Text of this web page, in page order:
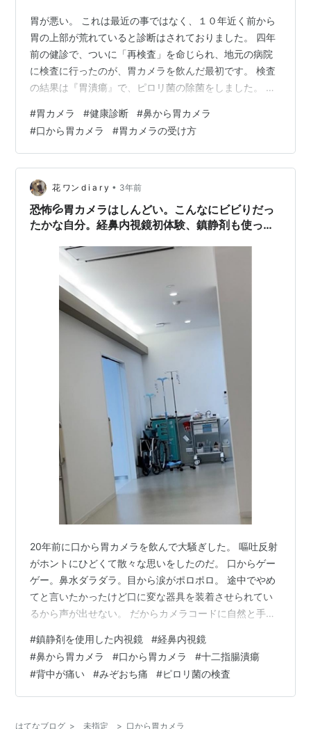
胃が悪い。 これは最近の事ではなく、１０年近く前から
胃の上部が荒れていると診断はされておりました。 四年
前の健診で、ついに「再検査」を命じられ、地元の病院
に検査に行ったのが、胃カメラを飲んだ最初です。 検査
の結果は『胃潰瘍』で、ピロリ菌の除菌をしました。 そ
鼻からカメラを入れています。 癌も経験しているので、
以降は医師の指示に従い健診毎に胃カメラを飲んでいま
す。 会社の健診指定病院には、口から入れる胃カメラし
かありません。 鼻と口、両方を経験している立場から、
せっかくなので鼻と口の胃カメラの勝敗でも点けてみよ
うと思います。 勝敗は剣道式に旗の数…
#胃カメラ #健康診断 #鼻から胃カメラ
#口から胃カメラ #胃カメラの受け方
花 ワン d i a r y • 3年前
恐怖💦胃カメラはしんどい。こんなにビビりだっ
たかな自分。経鼻内視鏡初体験、鎮静剤も使って
20年前に口から胃カメラを飲んで大騒ぎした。 嘔吐反射
がホントにひどくて散々な思いをしたのだ。 口からゲー
ゲー。鼻水ダラダラ。目から涙がポロポロ。 途中でやめ
てと言いたかったけど口に変な器具を装着させられてい
るから声が出せない。 だからカメラコードに自然と手が
応援に来て、この人押さえて！』と仲間を呼ぶ看護師の
声。 あたしにとってはまさに生き地獄だった。 だからず
っと内視鏡検査だけは避けてきた。 でも、先月会社の健
康診断で胃がんリスク検診（血液ABC）を受けた。
#鎮静剤を使用した内視鏡 #経鼻内視鏡
#鼻から胃カメラ #口から胃カメラ #十二指腸潰瘍
#背中が痛い #みぞおち痛 #ピロリ菌の検査
はてなブログ > 未指定 > 口から胃カメラ